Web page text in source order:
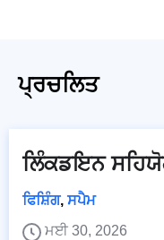
ਪ੍ਰਚਲਿਤ
ਲਿੰਕਡਇਨ
ਫਿਸ਼ਿੰਗ, ਸਪੈਮ
ਮਈ 30, 2026